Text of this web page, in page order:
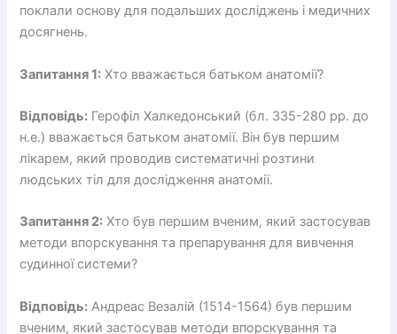
поклали основу для подальших досліджень і медичних
досягнень.
Запитання 1: Хто вважається батьком анатомії?
Відповідь: Герофіл Халкедонський (бл. 335-280 рр. до
н.е.) вважається батьком анатомії. Він був першим
лікарем, який проводив систематичні розтини
людських тіл для дослідження анатомії.
Запитання 2: Хто був першим вченим, який застосував
методи впорскування та препарування для вивчення
судинної системи?
Відповідь: Андреас Везалій (1514-1564) був першим
вченим, який застосував методи впорскування та